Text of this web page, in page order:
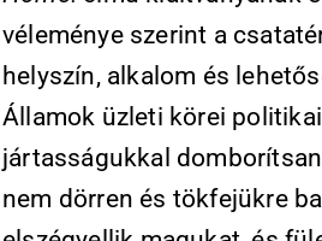
véleménye szerint a
helyszín, alkalom és
Államok üzleti körei
jártasságukkal
nem dörren és tökfejükre